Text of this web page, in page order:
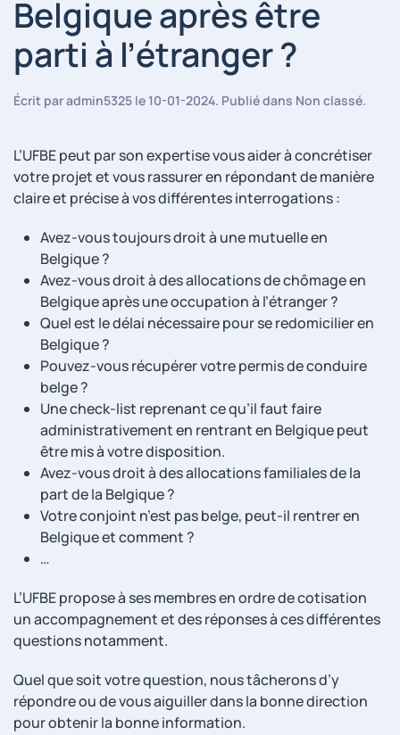
Belgique après être
parti à l’étranger ?
Écrit paradmin5325 le 10-01-2024. Publié dans Non classé.
L’UFBE peut par son expertise vous aider à concrétiser
votre projet et vous rassurer en répondant de manière
claire et précise à vos différentes interrogations :
Avez-vous toujours droit à une mutuelle en
Belgique ?
Avez-vous droit à des allocations de chômage en
Belgique après une occupation à l’étranger ?
Quel est le délai nécessaire pour se redomicilier en
Belgique ?
Pouvez-vous récupérer votre permis de conduire
belge ?
Une check-list reprenant ce qu’il faut faire
administrativement en rentrant en Belgique peut
être mis à votre disposition.
Avez-vous droit à des allocations familiales de la
part de la Belgique ?
Votre conjoint n’est pas belge, peut-il rentrer en
Belgique et comment ?
…
L’UFBE propose à ses membres en ordre de cotisation
un accompagnement et des réponses à ces différentes
questions notamment.
Quel que soit votre question, nous tâcherons d’y
répondre ou de vous aiguiller dans la bonne direction
pour obtenir la bonne information.